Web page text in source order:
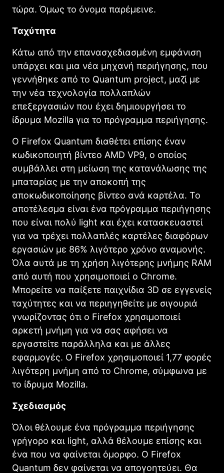
τώρα. Όμως το όνομα παρέμεινε.
Ταχύτητα
Κάτω από την επανασχεδιασμένη εμφάνιση
υπάρχει και μια νέα μηχανή περιήγησης, που
γεννήθηκε από το Quantum project, μαζί με
την νέα τεχνολογία πολλαπλών
επεξεργασιών που έχει δημιουργήσει το
ίδρυμα Mozilla για το πρόγραμμα περιήγησης.
Ο Firefox Quantum διαθέτει επίσης έναν
κωδικοποιητή βίντεο AMD VP9, ​​ο οποίος
συμβάλλει στη μείωση της κατανάλωσης της
μπαταρίας με την αποκοπή της
αποκωδικοποίησης βίντεο ανά καρτέλα. Το
αποτέλεσμα είναι ένα πρόγραμμα περιήγησης
που είναι πολύ light και έχει κατασκευαστεί
για να τρέχει πολλαπλές καρτέλες διαφόρων
εργασιών με 86% λιγότερο χρόνο αναμονής.
Όλα αυτά με τη χρήση λιγότερης μνήμης RAM
από αυτή που χρησιμοποιεί ο Chrome.
Μπορείτε να παίξετε παιχνίδια 3D σε εγγενείς
ταχύτητες και να περιηγηθείτε με σιγουριά
γνωρίζοντας ότι ο Firefox χρησιμοποιεί
αρκετή μνήμη για να σας αφήσει να
εργαστείτε παράλληλα και με άλλες
εφαρμογές. Ο Firefox χρησιμοποιεί 1,77 φορές
λιγότερη μνήμη από το Chrome, σύμφωνα με
το ίδρυμα Mozilla.
Σχεδιασμός
Όλοι θέλουμε ένα πρόγραμμα περιήγησης
γρήγορο και light, αλλά θέλουμε επίσης και
ένα που να φαίνεται όμορφο. Ο Firefox
Quantum δεν φαίνεται να απογοητεύει. Θα